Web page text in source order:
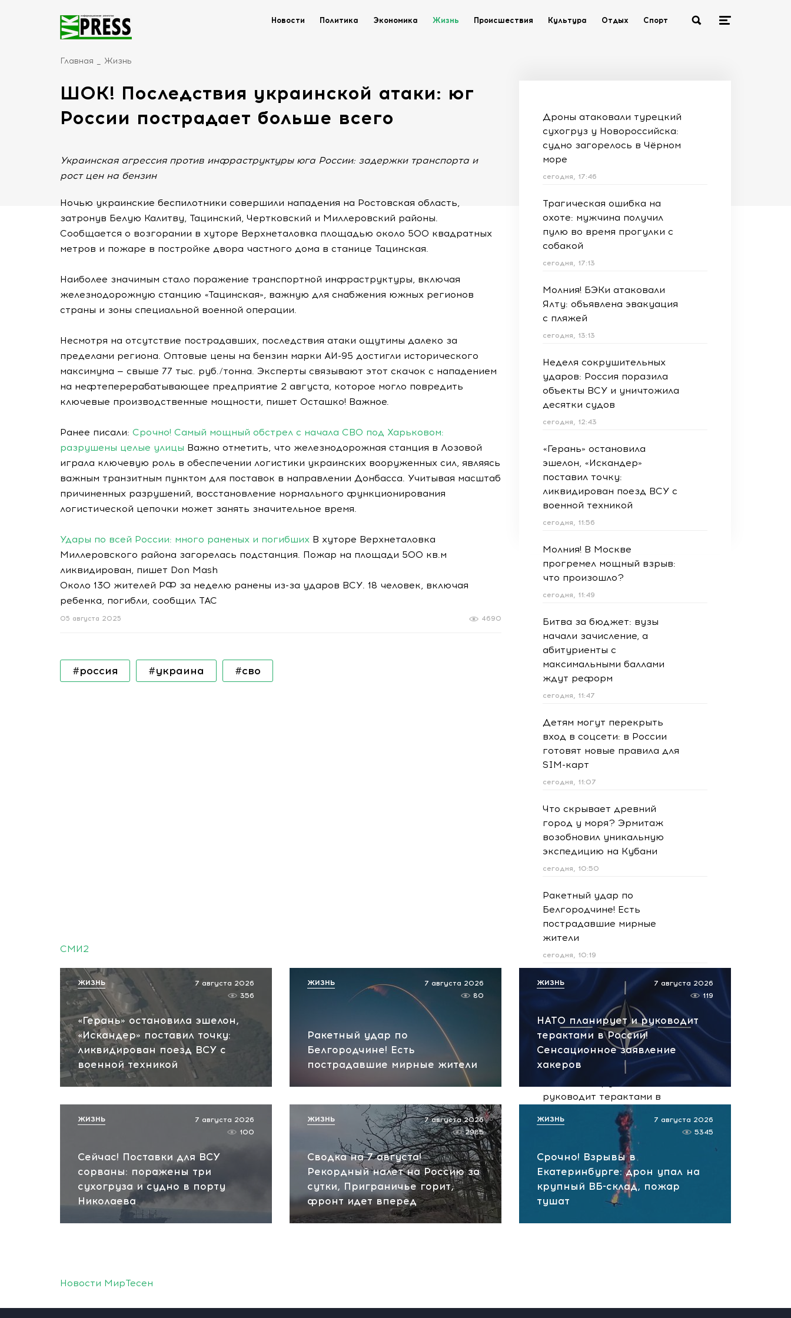
Новости Политика Экономика Жизнь Происшествия Культура Отдых Спорт
Главная Жизнь
ШОК! Последствия украинской атаки: юг
России пострадает больше всего
Украинская агрессия против инфраструктуры юга России: задержки транспорта и
рост цен на бензин
Ночью украинские беспилотники совершили нападения на Ростовская область,
затронув Белую Калитву, Тацинский, Чертковский и Миллеровский районы.
Сообщается о возгорании в хуторе Верхнеталовка площадью около 500 квадратных
метров и пожаре в постройке двора частного дома в станице Тацинская.
Наиболее значимым стало поражение транспортной инфраструктуры, включая
железнодорожную станцию «Тацинская», важную для снабжения южных регионов
страны и зоны специальной военной операции.
Несмотря на отсутствие пострадавших, последствия атаки ощутимы далеко за
пределами региона. Оптовые цены на бензин марки АИ-95 достигли исторического
максимума — свыше 77 тыс. руб./тонна. Эксперты связывают этот скачок с нападением
на нефтеперерабатывающее предприятие 2 августа, которое могло повредить
ключевые производственные мощности, пишет Осташко! Важное.
Ранее писали: Срочно! Самый мощный обстрел с начала СВО под Харьковом:
разрушены целые улицы Важно отметить, что железнодорожная станция в Лозовой
играла ключевую роль в обеспечении логистики украинских вооруженных сил, являясь
важным транзитным пунктом для поставок в направлении Донбасса. Учитывая масштаб
причиненных разрушений, восстановление нормального функционирования
логистической цепочки может занять значительное время.
Удары по всей России: много раненых и погибших В хуторе Верхнеталовка
Миллеровского района загорелась подстанция. Пожар на площади 500 кв.м
ликвидирован, пишет Don Mash
Около 130 жителей РФ за неделю ранены из-за ударов ВСУ. 18 человек, включая
ребенка, погибли, сообщил ТАС
4690
05 августа 2025
#россия #украина #сво
Дроны атаковали турецкий
сухогруз у Новороссийска:
судно загорелось в Чёрном
море
сегодня, 17:46
Трагическая ошибка на
охоте: мужчина получил
пулю во время прогулки с
собакой
сегодня, 17:13
Молния! БЭКи атаковали
Ялту: объявлена эвакуация
с пляжей
сегодня, 13:13
Неделя сокрушительных
ударов: Россия поразила
объекты ВСУ и уничтожила
десятки судов
сегодня, 12:43
«Герань» остановила
эшелон, «Искандер»
поставил точку:
ликвидирован поезд ВСУ с
военной техникой
сегодня, 11:56
Молния! В Москве
прогремел мощный взрыв:
что произошло?
сегодня, 11:49
Битва за бюджет: вузы
начали зачисление, а
абитуриенты с
максимальными баллами
ждут реформ
сегодня, 11:47
Детям могут перекрыть
вход в соцсети: в России
готовят новые правила для
SIM-карт
сегодня, 11:07
Что скрывает древний
город у моря? Эрмитаж
возобновил уникальную
экспедицию на Кубани
сегодня, 10:50
Ракетный удар по
Белгородчине! Есть
пострадавшие мирные
жители
сегодня, 10:19
Срочно! В Геленджике и
Новороссийске громко -
работает ПВО:
рекомендуется уйти с
пляжей
сегодня, 10:13
НАТО планирует и
руководит терактами в
России! Сенсационное
заявление хакеров
СМИ2
«Герань» остановила эшелон,
«Искандер» поставил точку:
ликвидирован поезд ВСУ с
военной техникой
7 августа 2026
356
ЖИЗНЬ
Ракетный удар по
Белгородчине! Есть
пострадавшие мирные жители
7 августа 2026
80
ЖИЗНЬ
НАТО планирует и руководит
терактами в России!
Сенсационное заявление
хакеров
7 августа 2026
119
ЖИЗНЬ
Сейчас! Поставки для ВСУ
сорваны: поражены три
сухогруза и судно в порту
Николаева
7 августа 2026
100
ЖИЗНЬ
Сводка на 7 августа!
Рекордный налет на Россию за
сутки, Приграничье горит,
фронт идет вперед
7 августа 2026
2985
ЖИЗНЬ
Срочно! Взрывы в
Екатеринбурге: дрон упал на
крупный ВБ-склад, пожар
тушат
7 августа 2026
5345
ЖИЗНЬ
Новости МирТесен